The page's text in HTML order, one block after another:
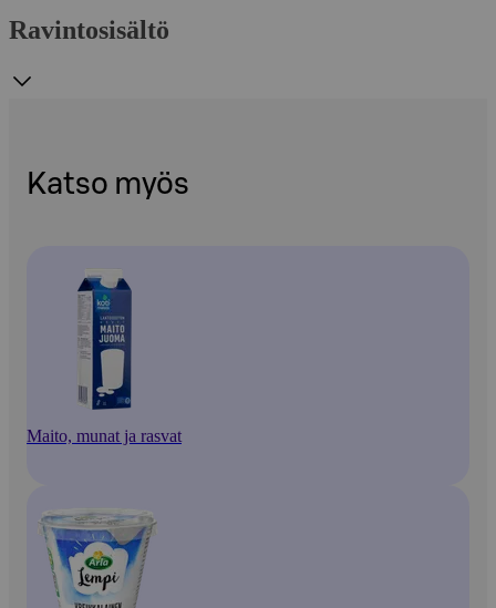
Ravintosisältö
Katso myös
Maito, munat ja rasvat